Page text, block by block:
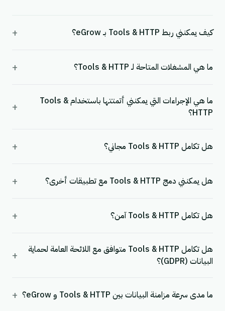
كيف يمكنني ربط Tools & HTTP بـ eGrow؟ +
ما هي المشغلات المتاحة لـ Tools & HTTP؟ +
ما هي الإجراءات التي يمكنني أتمتتها باستخدام Tools &
HTTP؟
+
هل تكامل Tools & HTTP مجاني؟ +
هل يمكنني دمج Tools & HTTP مع تطبيقات أخرى؟ +
هل تكامل Tools & HTTP آمن؟ +
هل تكامل Tools & HTTP متوافق مع اللائحة العامة لحماية
البيانات (GDPR)؟
+
ما مدى سرعة مزامنة البيانات بين Tools & HTTP و eGrow؟ +